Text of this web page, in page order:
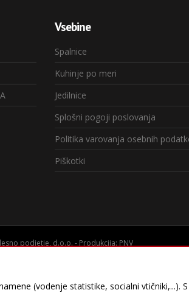
Vsebine
Spalnice
Kuhinje po meri
Jedilnice
Splošni pogoji poslovanja
Politika varovanja osebnih
Piškotki
lesno podjetje, d.o.o. - Produkcija: PNV
in lažjega brskanja po spletnih
(vodenje statistike, socialni vtičniki,...). S